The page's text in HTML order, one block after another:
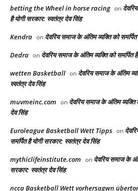
betting the Wheel in horse racing​ on
है योगी सरकार: स्वतंत्र देव सिंह
Kendra on देवरिय समाज के अंतिम व्यक्ति को
Dedra on देवरिय समाज के अंतिम व्यक्ति को समर्पित
wetten Basketball on देवरिय समाज के अंतिम
स्वतंत्र देव सिंह
muvmeinc.com on देवरिय समाज के अंतिम व्यक्ति
देव सिंह
Euroleague Basketball Wett Tipps on
समर्पित है योगी सरकार: स्वतंत्र देव सिंह
mythiclifeinstitute.com on देवरिय समाज के
सरकार: स्वतंत्र देव सिंह
ncca Basketball Wett vorhersagwn